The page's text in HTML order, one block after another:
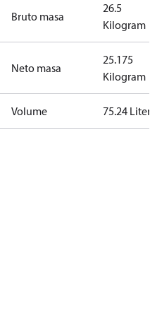
Bruto masa
26.5
Kilogram
Neto masa
25.175
Kilogram
Volume 75.24 Liter